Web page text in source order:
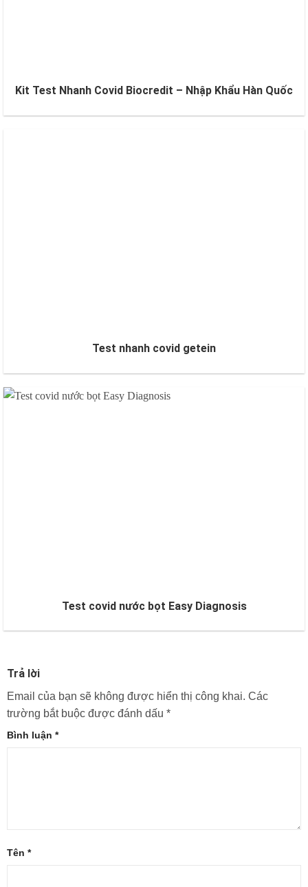
Kit Test Nhanh Covid Biocredit – Nhập Khẩu Hàn Quốc
Test nhanh covid getein
Test covid nước bọt Easy Diagnosis
Trả lời
Email của bạn sẽ không được hiển thị công khai. Các
trường bắt buộc được đánh dấu *
Bình luận *
Tên *